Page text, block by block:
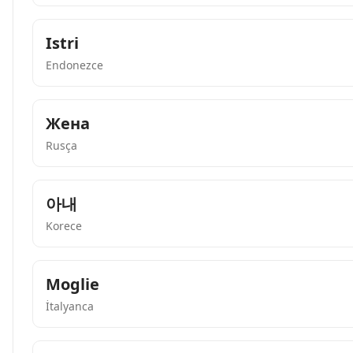
Istri
Endonezce
Жена
Rusça
아내
Korece
Moglie
İtalyanca